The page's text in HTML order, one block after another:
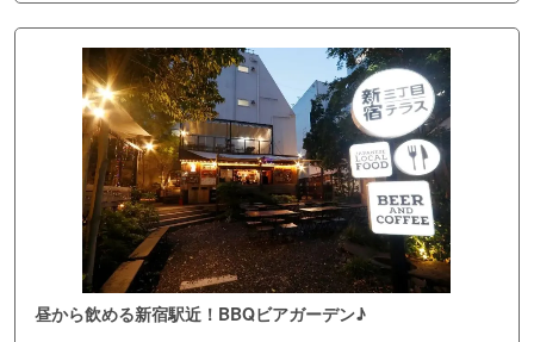
昼から飲める新宿駅近！BBQビアガーデン♪